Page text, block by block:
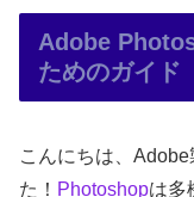
Adobe
ためのガイド
こんにちは、
た！ Photoshopは多